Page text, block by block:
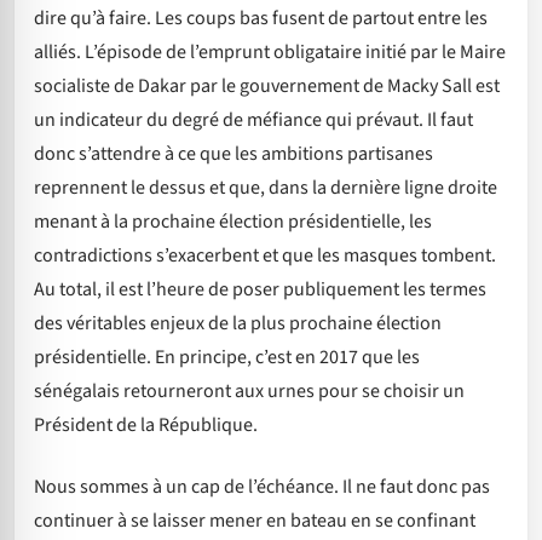
dire qu’à faire. Les coups bas fusent de partout entre les
alliés. L’épisode de l’emprunt obligataire initié par le Maire
socialiste de Dakar par le gouvernement de Macky Sall est
un indicateur du degré de méfiance qui prévaut. Il faut
donc s’attendre à ce que les ambitions partisanes
reprennent le dessus et que, dans la dernière ligne droite
menant à la prochaine élection présidentielle, les
contradictions s’exacerbent et que les masques tombent.
Au total, il est l’heure de poser publiquement les termes
des véritables enjeux de la plus prochaine élection
présidentielle. En principe, c’est en 2017 que les
sénégalais retourneront aux urnes pour se choisir un
Président de la République.
Nous sommes à un cap de l’échéance. Il ne faut donc pas
continuer à se laisser mener en bateau en se confinant